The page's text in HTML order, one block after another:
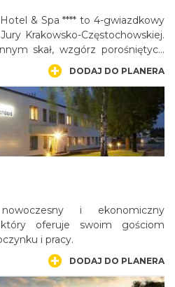
& Spa **** to 4-gwiazdkowy
Krakowsko-Częstochowskiej.
skał, wzgórz porośniętych
ruin zamkowych na
oferuje Gościom możliwość
i bezpretensjonalnym
DODAJ DO PLANERA
i ekonomiczny
oferuje swoim gościom
i pracy.
DODAJ DO PLANERA